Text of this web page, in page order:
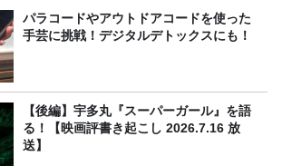
パラコードやアウトドアコードを使った
手芸に挑戦！デジタルデトックスにも！
【後編】宇多丸『スーパーガール』を語
る！【映画評書き起こし 2026.7.16 放
送】